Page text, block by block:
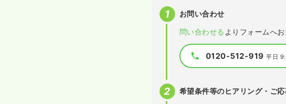
お問い合わせ
問い合わせる よりフォームへ
0120-512-919平日
希望条件等のヒアリング・ご